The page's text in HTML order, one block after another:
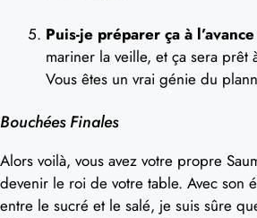
Puis-je préparer ça à
mariner la veille, et ça sera prêt
Vous êtes un vrai génie du
Bouchées Finales
Alors voilà, vous avez votre propre
devenir le roi de votre table. Avec son
entre le sucré et le salé, je suis sûre